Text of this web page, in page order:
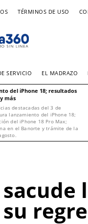
TÉRMINOS DE USO
SERVICIO EL MADRAZO
del iPhone 18; resultados
más
destacadas del 3 de
lanzamiento del iPhone 18;
del iPhone 18 Pro Max;
en el Banorte y trámite de la